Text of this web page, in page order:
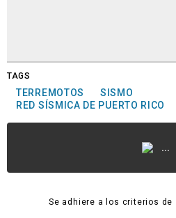
TAGS
TERREMOTOS
SISMO
RED SÍSMICA DE PUERTO RICO
...
Se adhiere a los criterios de